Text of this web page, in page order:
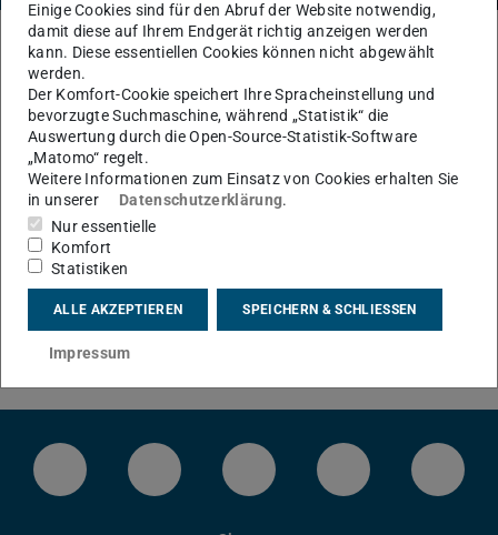
Sie befinden sich hier:
TU Darmstadt Fachbereich Architektur ZMG News
KONTAKT
News von Zeichnen • Malen •
Graphik
Zurzeit keine Einträge.
LinkedIn-Seite der TU Darmstadt
Instagram-Kanal der TU
Bluesky-Kanal der TU
Facebook-
Einige Cookies sind für den Abruf der Website notwendig,
damit diese auf Ihrem Endgerät richtig anzeigen werden
kann. Diese essentiellen Cookies können nicht abgewählt
werden.
Der Komfort-Cookie speichert Ihre Spracheinstellung und
bevorzugte Suchmaschine, während „Statistik“ die
Auswertung durch die Open-Source-Statistik-Software
„Matomo“ regelt.
Weitere Informationen zum Einsatz von Cookies erhalten Sie
in unserer
Datenschutzerklärung.
Nur essentielle
Komfort
Statistiken
ALLE AKZEPTIEREN SPEICHERN & SCHLIESSEN
Impressum